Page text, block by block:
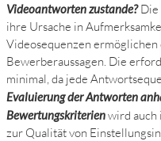
Videoantworten zustande?Die
ihre Ursache in
Videosequenzen
Bewerberaussagen. Die
minimal, da jede
Evaluierung der Antworten
Bewertungskriterienwird auch
zur Qualität von